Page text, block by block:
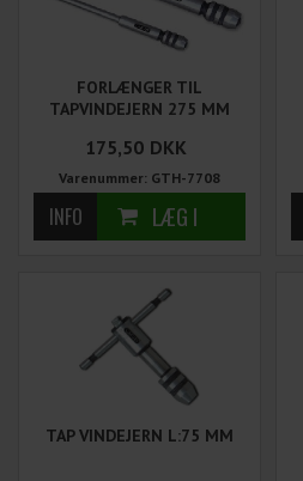
FORLÆNGER TIL
TAPVINDEJERN 275 MM
175,50 DKK
Varenummer: GTH-7708
TAP VINDEJERN L:75 MM